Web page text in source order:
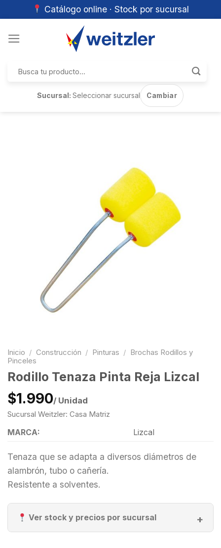
Catálogo online · Stock por sucursal
por:
Sucursal:Seleccionar sucursal Cambiar
Inicio / Construcción / Pinturas / Brochas Rodillos y
Pinceles
Rodillo Tenaza Pinta Reja Lizcal
$1.990/ Unidad
Sucursal Weitzler: Casa Matriz
MARCA: Lizcal
Tenaza que se adapta a diversos diámetros de
alambrón, tubo o cañería.
Resistente a solventes.
Ver stock y precios por sucursal